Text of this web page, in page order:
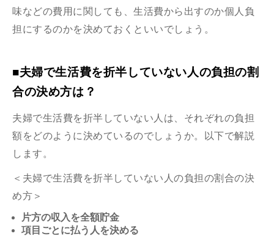
味などの費用に関しても、生活費から出すのか個人負
担にするのかを決めておくといいでしょう。
■夫婦で生活費を折半していない人の負担の割
合の決め方は？
夫婦で生活費を折半していない人は、それぞれの負担
額をどのように決めているのでしょうか。以下で解説
します。
＜夫婦で生活費を折半していない人の負担の割合の決
め方＞
片方の収入を全額貯金
項目ごとに払う人を決める